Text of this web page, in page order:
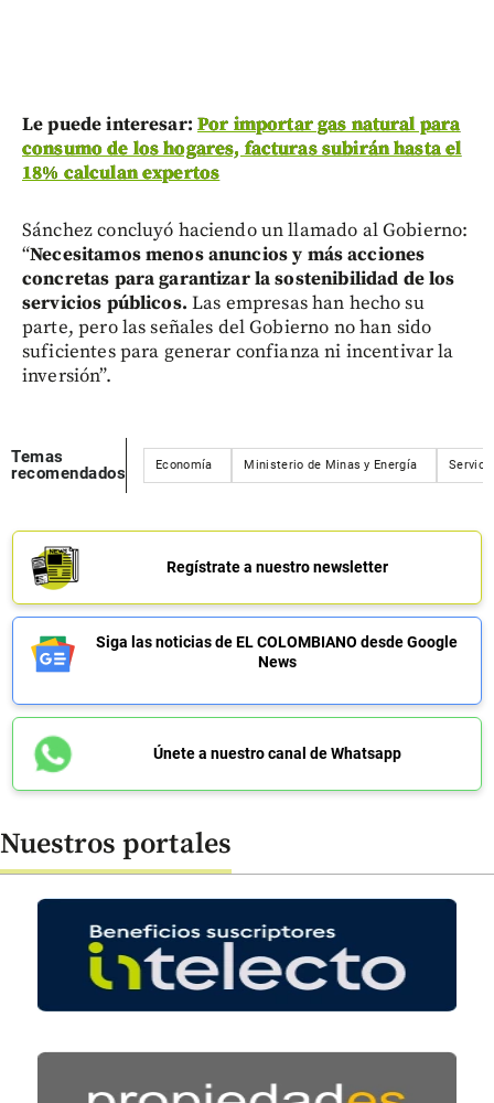
Le puede interesar: Por importar gas natural para
consumo de los hogares, facturas subirán hasta el
18% calculan expertos
Sánchez concluyó haciendo un llamado al Gobierno:
“Necesitamos menos anuncios y más acciones
concretas para garantizar la sostenibilidad de los
servicios públicos. Las empresas han hecho su
parte, pero las señales del Gobierno no han sido
suficientes para generar confianza ni incentivar la
inversión”.
Temas
recomendados
Economía Ministerio de Minas y Energía
Regístrate a nuestro newsletter
Siga las noticias de EL COLOMBIANO desde Google
News
Únete a nuestro canal de Whatsapp
Nuestros portales